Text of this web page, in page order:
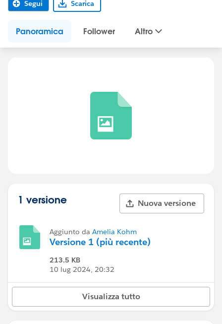
Segui Scarica
Panoramica Follower Altro
1 versione Nuova versione
Aggiunto da Amelia Kohm
Versione 1 (più recente)
213.5 KB
10 lug 2024, 20:32
Visualizza tutto